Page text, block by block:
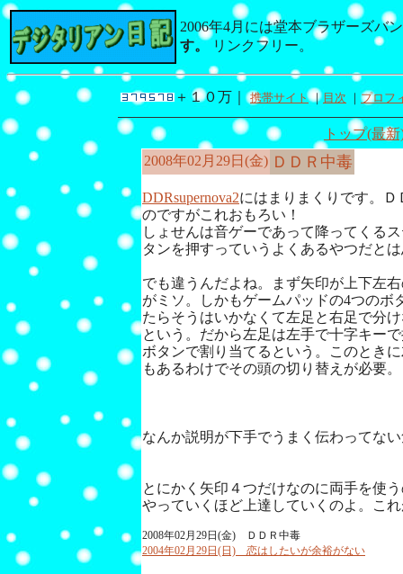
2006年4月には堂本ブラザーズバ
す。 リンクフリー。
＋１０万｜携帯サイト｜目次 ｜ プロフ
トップ(最新
2008年02月29日(金) ＤＤＲ中毒
DDRsupernova2にはまりまくりです。
のですがこれおもろい！
しょせんは音ゲーであって降ってくる
タンを押すっていうよくあるやつだと
でも違うんだよね。まず矢印が上下左
がミソ。しかもゲームパッドの4つのボ
たらそうはいかなくて左足と右足で分
という。だから左足は左手で十字キー
ボタンで割り当てるという。このとき
もあるわけでその頭の切り替えが必要。
なんか説明が下手でうまく伝わってな
とにかく矢印４つだけなのに両手を使
やっていくほど上達していくのよ。こ
2008年02月29日(金) ＤＤＲ中毒
2004年02月29日(日) 恋はしたいが余裕がない